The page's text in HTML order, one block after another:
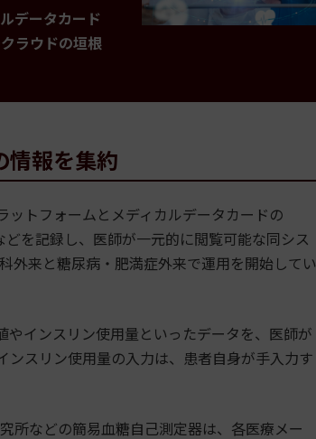
データカード
ラウドの垣根
情報を集約
トフォームとメディカルデータカードの
を記録し、医師が一元的に閲覧可能な同シス
外来と糖尿病・肥満症外来で運用を開始してい
インスリン使用量といったデータを、医師が
スリン使用量の入力は、患者自身が手入力す
所などの簡易血糖自己測定器は、各医療メー